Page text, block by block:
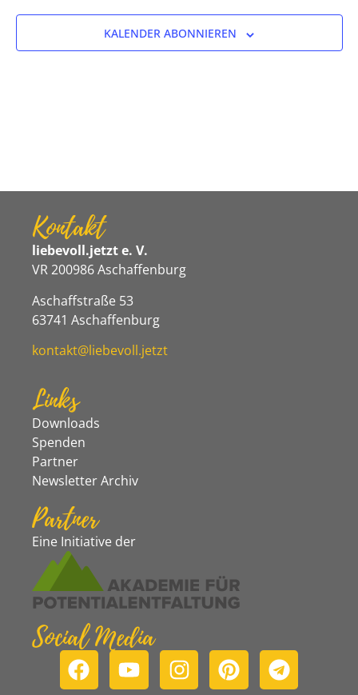
KALENDER ABONNIEREN
Kontakt
liebevoll.jetzt e. V.
VR 200986 Aschaffenburg
Aschaffstraße 53
63741 Aschaffenburg
kontakt@liebevoll.jetzt
Links
Downloads
Spenden
Partner
Newsletter Archiv
Partner
Eine Initiative der
Social Media